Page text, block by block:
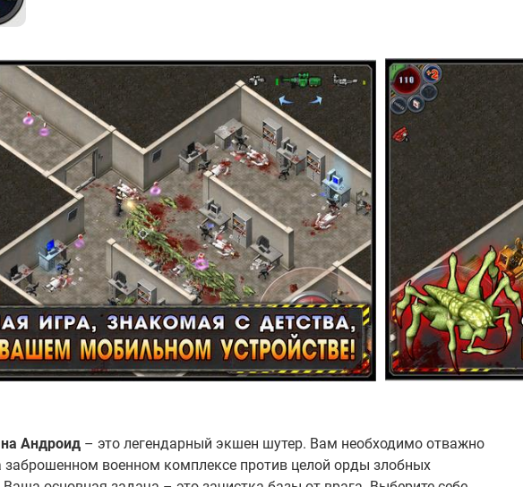
Андроид – это легендарный экшен шутер. Вам необходимо отважно
заброшенном военном комплексе против целой орды злобных